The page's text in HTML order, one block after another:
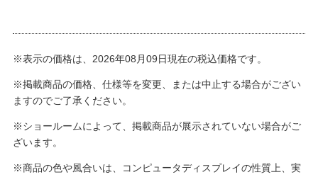
※表示の価格は、2026年08月09日現在の税込価格です。
※掲載商品の価格、仕様等を変更、または中止する場合がござい
ますのでご了承ください。
※ショールームによって、掲載商品が展示されていない場合がご
ざいます。
※商品の色や風合いは、コンピュータディスプレイの性質上、実